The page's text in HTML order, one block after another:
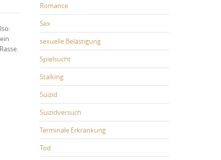
Romance
Sex
sexuelle Belästigung
Spielsucht
Stalking
Suizid
Suizidversuch
Terminale Erkrankung
Tod